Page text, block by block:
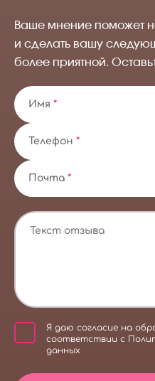
Ваше мнение поможет
и сделать вашу
более приятной.
Имя *
Телефон *
Почта *
Я даю согласие на
соответствии с
данных